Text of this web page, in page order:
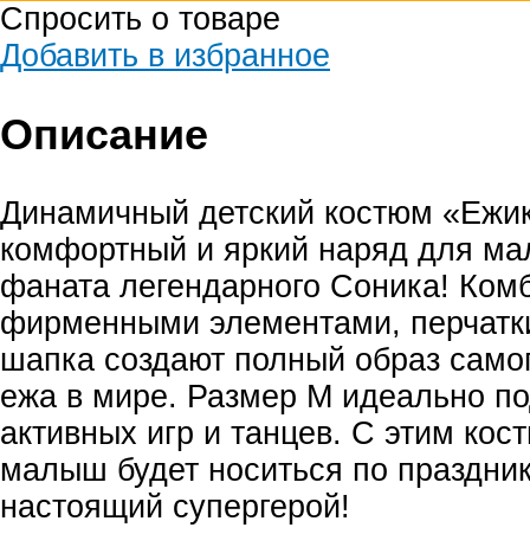
Спросить о товаре
Добавить в избранное
Описание
Динамичный детский костюм
комфортный и яркий наряд для
фаната легендарного Соника!
фирменными элементами,
шапка создают полный образ
ежа в мире. Размер M идеально
активных игр и танцев. С этим
малыш будет носиться по
настоящий супергерой!